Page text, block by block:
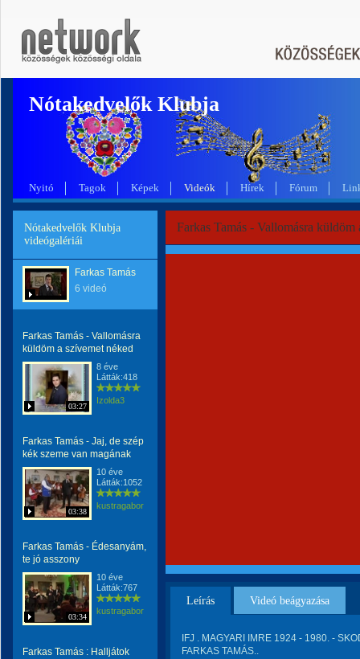
Nótakedvelők Klubja
Nyitó Tagok Képek Videók Hírek Fórum
Nótakedvelők Klubja
videógalériái
Farkas Tamás
6 videó
Farkas Tamás - Vallomásra
küldöm a szívemet néked
03:27
8 éve
Látták:418
Izolda3
Farkas Tamás - Jaj, de szép
kék szeme van magának
03:38
10 éve
Látták:1052
kustragabor
Farkas Tamás - Édesanyám,
te jó asszony
03:34
10 éve
Látták:767
kustragabor
Farkas Tamás : Halljátok
Farkas Tamás - Vallomásra küldöm
Leírás Videó beágyazása
IFJ . MAGYARI IMRE 1924 - 1980. -
FARKAS TAMÁS..